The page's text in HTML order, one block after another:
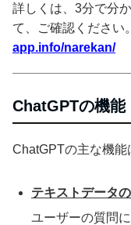
詳しくは、3分で分
て、ご確認ください。
app.info/narekan/
ChatGPTの機能
ChatGPTの主な機能
テキストデータ
ユーザーの質問